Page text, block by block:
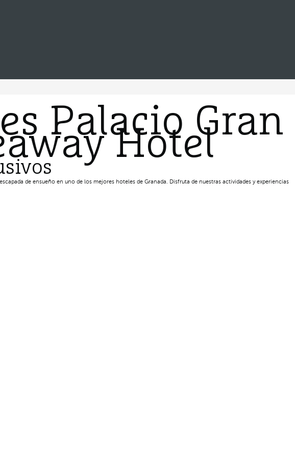
Palacio Gran
Hotel
de ensueño en uno de los mejores hoteles de Granada. Disfruta de nuestras actividades y experiencias